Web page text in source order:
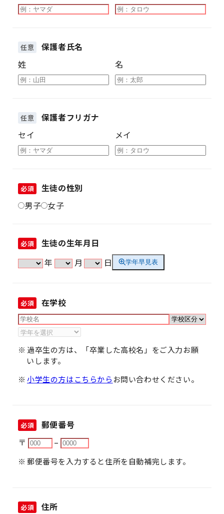
任意
保護者氏名
姓
名
任意
保護者フリガナ
セイ
メイ
必須
生徒の性別
男子 女子
必須
生徒の生年月日
年
月 日 学年早見表
必須 在学校
過卒生の方は、「卒業した高校名」をご入力お願
いします。
小学生の方はこちらから お問い合わせください。
必須
郵便番号
〒
–
郵便番号を入力すると住所を自動補完します。
必須 住所